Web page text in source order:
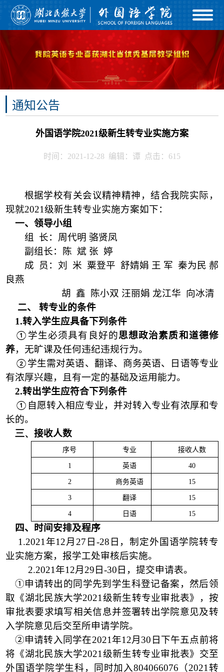
通知公告
外国语学院2021级新生转专业实施方案
时间：2021-12-28 编辑：谭 点击： 615
根据学校有关会议精神精神，结合我院实际，
现就2021级新生转专业实施方案如下：
一、领导小组
组
长：周代明 骆贤凤
副组长：陈 斌 张 婷
成
员：刘 米 粟登平 舒婧娟 王 军 秦为民 郝
良燕
胡
鑫 陈小双 汪丽娟 龙江华 向冰清
二、 转专业的条件
1.转入学生应具备下列条件
① 学生必须具有良好的思想政治素质和道德修
养，无旷课及任何违纪违规行为。
② 学生需对英语、翻译、商务英语、日语等专业
有浓厚兴趣，且有一定的基础及运用能力。
2.转出学生应符合下列条件
① 自愿转入相应专业，并对转入专业有浓厚和专
长的。
三、 接收人数
序号 专业 接收人数
1 英语 40
2 商务英语 15
3 翻译 15
4 日语 15
四、时间安排及程序
1.2021年12月27 日 -28 日，制定外国语学院转专
业实施方案，报学工处审核后实施。
2.2021年12月29 日-30 日，提交申请表。
①申请转出的同学先到学生科登记备案，然后领
取《湖北民族大学2021级新生转专业审批表》，按
审批表要求填写相关信息并签署转出学院意见及转
入学院意见后交至所申请学院。
②申请转入同学在2021年12月 30 日下午五点前将
将《湖北民族大学2021级新生转专业审批表》交至
外国语学院学生科，同时加入804066076 （2021转